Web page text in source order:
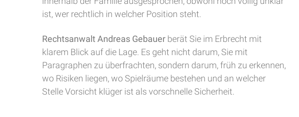
ist, wer rechtlich in welcher Position steht.
Rechtsanwalt Andreas Gebauer berät Sie im Erbrecht mit
klarem Blick auf die Lage. Es geht nicht darum, Sie mit
Paragraphen zu überfrachten, sondern darum, früh zu erkennen,
wo Risiken liegen, wo Spielräume bestehen und an welcher
Stelle Vorsicht klüger ist als vorschnelle Sicherheit.